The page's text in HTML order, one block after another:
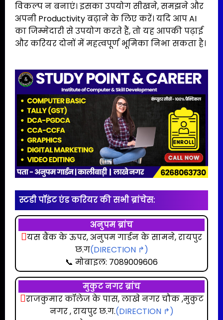
विकल्प न बनाएं। इसका उपयोग सीखने, समझने और
अपनी Productivity बढ़ाने के लिए करें। यदि आप AI
का जिम्मेदारी से उपयोग करते हैं, तो यह आपकी पढ़ाई
और करियर दोनों में महत्वपूर्ण भूमिका निभा सकता है।
स्टडी पॉइंट एंड करियर की सभी ब्रांचेस:
अनुपम ब्रांच
यस बैंक के ऊपर, अनुपम गार्डन के सामने, रायपुर
छ.ग(DIRECTION ↱)
📞 मोबाइल: 7089009606
मुकुट नगरब्रांच
राजकुमार कॉलेज के पास, लाखे नगर चौक ,मुकुट
नगर , रायपुर छ.ग.(DIRECTION ↱)